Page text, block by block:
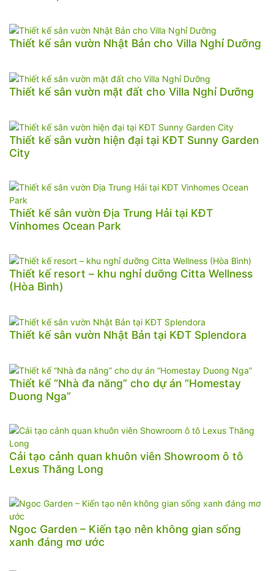
Thiết kế sân vườn Nhật Bản cho Villa Nghỉ Dưỡng
Thiết kế sân vườn mặt đất cho Villa Nghỉ Dưỡng
Thiết kế sân vườn hiện đại tại KĐT Sunny Garden
City
Thiết kế sân vườn Địa Trung Hải tại KĐT
Vinhomes Ocean Park
Thiết kế resort – khu nghỉ dưỡng Citta Wellness
(Hòa Bình)
Thiết kế sân vườn Nhật Bản tại KĐT Splendora
Thiết kế “Nhà đa năng” cho dự án “Homestay
Duong Nga”
Cải tạo cảnh quan khuôn viên Showroom ô tô
Lexus Thăng Long
Ngoc Garden – Kiến tạo nên không gian sống
xanh đáng mơ ước